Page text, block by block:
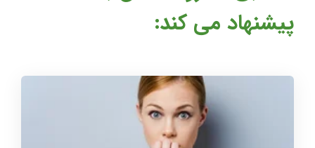
پیشنهاد می کند: